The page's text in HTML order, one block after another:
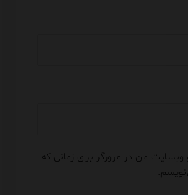
وبسایت من در مرورگر برای زمانی که